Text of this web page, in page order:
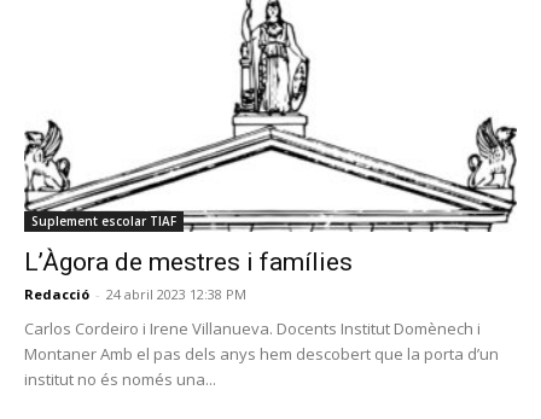
Suplement escolar TIAF
L’Àgora de mestres i famílies
Redacció - 24 abril 2023 12:38 PM
Carlos Cordeiro i Irene Villanueva. Docents Institut Domènech i
Montaner Amb el pas dels anys hem descobert que la porta d’un
institut no és només una...